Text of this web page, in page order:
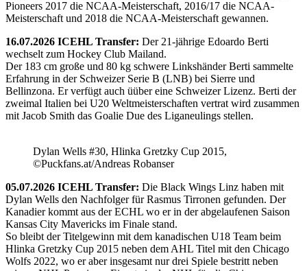
Pioneers 2017 die NCAA-Meisterschaft, 2016/17 die NCAA-
Meisterschaft und 2018 die NCAA-Meisterschaft gewannen.
16.07.2026 ICEHL Transfer: Der 21-jährige Edoardo Berti
wechselt zum Hockey Club Mailand.
Der 183 cm große und 80 kg schwere Linkshänder Berti sammelte
Erfahrung in der Schweizer Serie B (LNB) bei Sierre und
Bellinzona. Er verfügt auch üüber eine Schweizer Lizenz. Berti der
zweimal Italien bei U20 Weltmeisterschaften vertrat wird zusammen
mit Jacob Smith das Goalie Due des Liganeulings stellen.
Dylan Wells #30, Hlinka Gretzky Cup 2015,
©Puckfans.at/Andreas Robanser
05.07.2026 ICEHL Transfer: Die Black Wings Linz haben mit
Dylan Wells den Nachfolger für Rasmus Tirronen gefunden. Der
Kanadier kommt aus der ECHL wo er in der abgelaufenen Saison
Kansas City Mavericks im Finale stand.
So bleibt der Titelgewinn mit dem kanadischen U18 Team beim
Hlinka Gretzky Cup 2015 neben dem AHL Titel mit den Chicago
Wolfs 2022, wo er aber insgesamt nur drei Spiele bestritt neben